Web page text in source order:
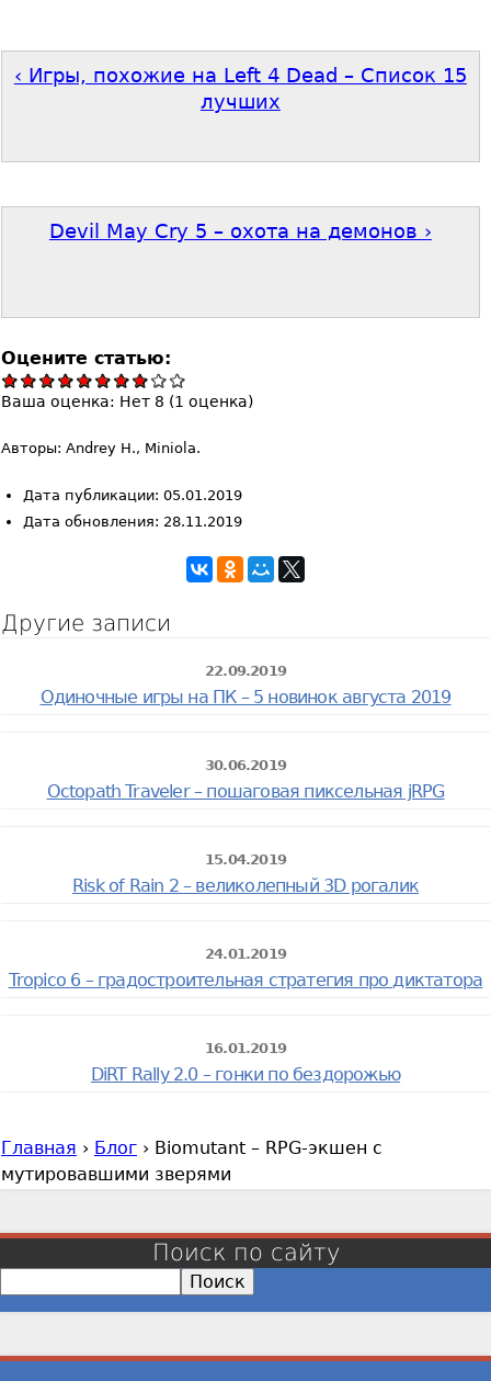
‹ Игры, похожие на Left 4 Dead – Список 15
лучших
Devil May Cry 5 – охота на демонов ›
Оцените статью:
Ваша оценка: Нет 8 (1 оценка)
Авторы: Andrey H., Miniola.
Дата публикации: 05.01.2019
Дата обновления: 28.11.2019
Другие записи
22.09.2019
Одиночные игры на ПК – 5 новинок августа 2019
30.06.2019
Octopath Traveler – пошаговая пиксельная jRPG
15.04.2019
Risk of Rain 2 – великолепный 3D рогалик
24.01.2019
Tropico 6 – градостроительная стратегия про диктатора
16.01.2019
DiRT Rally 2.0 – гонки по бездорожью
В
ы
с
Главная › Блог › Biomutant – RPG-экшен с
мутировавшими зверями
Поиск по сайту
о
с